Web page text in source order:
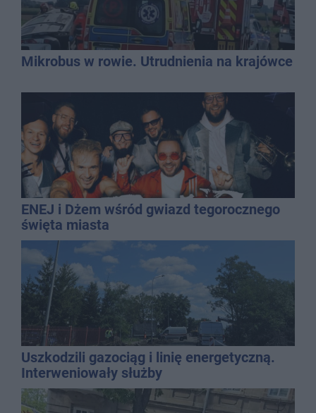
Mikrobus w rowie. Utrudnienia na krajówce
ENEJ i Dżem wśród gwiazd tegorocznego
święta miasta
Uszkodzili gazociąg i linię energetyczną.
Interweniowały służby